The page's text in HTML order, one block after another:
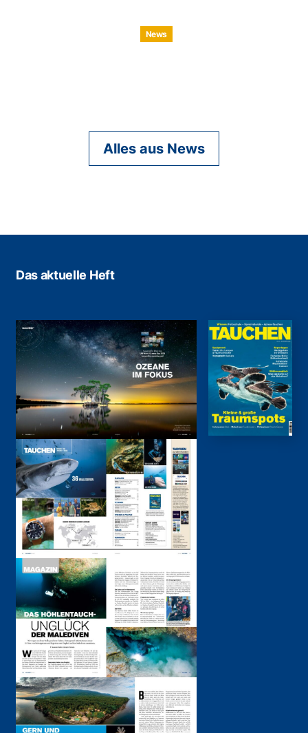
News
Alles aus News
Das aktuelle Heft